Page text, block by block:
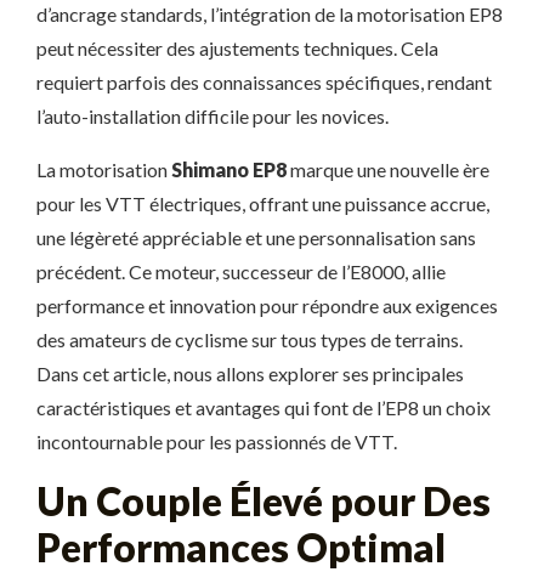
d’ancrage standards, l’intégration de la motorisation EP8
peut nécessiter des ajustements techniques. Cela
requiert parfois des connaissances spécifiques, rendant
l’auto-installation difficile pour les novices.
La motorisation Shimano EP8marque une nouvelle ère
pour les VTT électriques, offrant une puissance accrue,
une légèreté appréciable et une personnalisation sans
précédent. Ce moteur, successeur de l’E8000, allie
performance et innovation pour répondre aux exigences
des amateurs de cyclisme sur tous types de terrains.
Dans cet article, nous allons explorer ses principales
caractéristiques et avantages qui font de l’EP8 un choix
incontournable pour les passionnés de VTT.
Un Couple Élevé pour Des
Performances Optimal